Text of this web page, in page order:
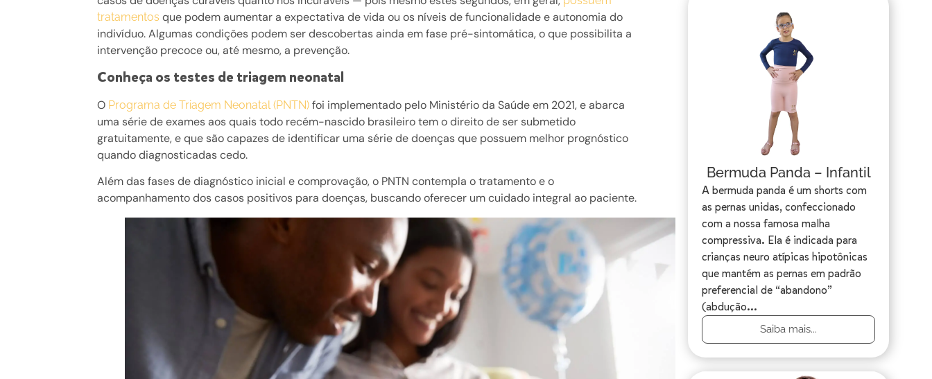
tratamentos que podem aumentar a expectativa de vida ou os níveis de funcionalidade e autonomia do
indivíduo. Algumas condições podem ser descobertas ainda em fase pré-sintomática, o que possibilita a
intervenção precoce ou, até mesmo, a prevenção.
Conheça os testes de triagem neonatal
O Programa de Triagem Neonatal (PNTN) foi implementado pelo Ministério da Saúde em 2021, e abarca
uma série de exames aos quais todo recém-nascido brasileiro tem o direito de ser submetido
gratuitamente, e que são capazes de identificar uma série de doenças que possuem melhor prognóstico
quando diagnosticadas cedo.
Além das fases de diagnóstico inicial e comprovação, o PNTN contempla o tratamento e o
acompanhamento dos casos positivos para doenças, buscando oferecer um cuidado integral ao paciente.
Bermuda Panda – Infantil
A bermuda panda é um shorts com
as pernas unidas, confeccionado
com a nossa famosa malha
compressiva. Ela é indicada para
crianças neuro atípicas hipotônicas
que mantém as pernas em padrão
preferencial de “abandono”
(abdução...
Saiba mais...